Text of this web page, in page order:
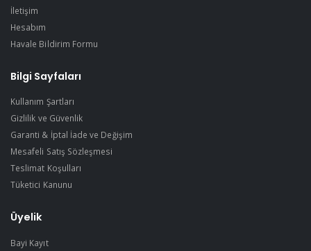
İletişim
Hesabım
Havale Bildirim Formu
Bilgi Sayfaları
Kullanım Şartları
Gizlilik ve Güvenlik
Garanti & İptal İade ve Değişim
Mesafeli Satış Sözleşmesi
Teslimat Koşulları
Tüketici Kanunu
Üyelik
Bayi Kayıt